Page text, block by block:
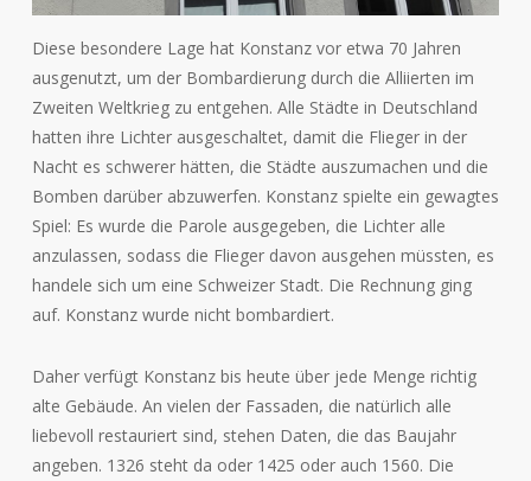
Diese besondere Lage hat Konstanz vor etwa 70 Jahren
ausgenutzt, um der Bombardierung durch die Alliierten im
Zweiten Weltkrieg zu entgehen. Alle Städte in Deutschland
hatten ihre Lichter ausgeschaltet, damit die Flieger in der
Nacht es schwerer hätten, die Städte auszumachen und die
Bomben darüber abzuwerfen. Konstanz spielte ein gewagtes
Spiel: Es wurde die Parole ausgegeben, die Lichter alle
anzulassen, sodass die Flieger davon ausgehen müssten, es
handele sich um eine Schweizer Stadt. Die Rechnung ging
auf. Konstanz wurde nicht bombardiert.
Daher verfügt Konstanz bis heute über jede Menge richtig
alte Gebäude. An vielen der Fassaden, die natürlich alle
liebevoll restauriert sind, stehen Daten, die das Baujahr
angeben. 1326 steht da oder 1425 oder auch 1560. Die